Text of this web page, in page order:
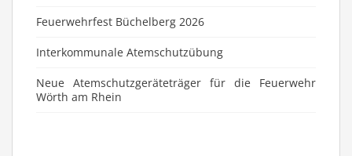
Feuerwehrfest Büchelberg 2026
⁠Interkommunale Atemschutzübung
Neue Atemschutzgeräteträger für die Feuerwehr
Wörth am Rhein